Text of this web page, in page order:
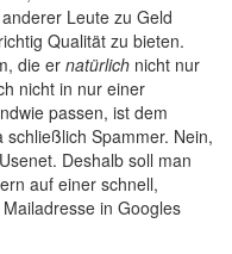
Leute zu Geld
Qualität zu bieten.
die ernatürlich nicht nur
nicht in nur einer
passen, ist dem
Spammer. Nein,
Deshalb soll man
auf einer schnell,
in Googles